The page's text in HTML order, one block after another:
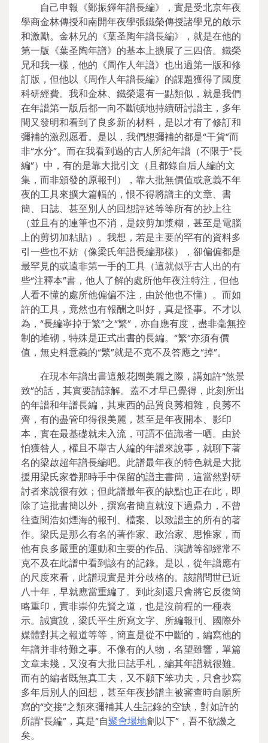
自己申報《鄭振鐸年譜長編》，實是受北京年夜
學商金林傳授和南開年夜學張鐵榮傳授諸學兄的啟示
和激勵。金林兄的《葉圣陶年譜長編》，就是在他的
第一版《葉圣陶年譜》的基本上擴展了三四倍。鐵榮
兄和我一樣，他的《周作人年譜》也出過第一版和修
訂版，但他以《周作人年譜長編》的課題獲得了國度
科研經費。我和金林、鐵榮還有一點類似，就是我們
在年譜第一版后都一向不斷頓地持續研討譜主，多年
間又發明和看到了良多新的材料，是以才有了修訂和
彌補的激烈愿看。是以，我們想彌補的都是“干貨”而
非“水分”。而在我看到過的古人所紀年譜（不限于“長
編”）中，有的是靠大批引文（且都錄自后人編的文
集，而非頒發的原報刊），靠大批無價值或意義不年
夜的工具來擴大篇幅的，恨不得將譜主的文章、書
簡、日誌、甚至別人的回想評述等等所有的抄上往
（並且有的連筆也不消，是鉸剪加漿糊，甚至是電腦
上的剪切加粘貼）。我想，若是主要的罕有的資料多
引一些也不妨（像梁氏年譜長編那樣），卻偏偏都是
最罕見的或遠非第一手的工具（這就似乎古人出的有
些“注釋本”書，他人了解的處所他年夜注特注，但他
人看不懂的處所他偏偏不注，由於他也不懂）。而如
許的工具，竟然也有報酬之叫好，真是怪事。不才以
為，“長編寧掉于繁”之“繁”，亦自應有度，盡非毫無控
制的堆砌，特殊是正式出書的長編。“繁”亦須有價
值，無史料意義的“繁”就是不克不及答應之“掉”。
在現本年譜出書這般花團美麗之際，講如許“煞景
致”的話，其實要請諒解。蓋不才早已覺得，此刻所出
的年譜和年譜長編，其東西的品質良莠相雜，良莠不
齊，有的盡管印得很美麗，甚至是年夜開本、影印
本，實在最基礎就未入流，可謂不值識者一哂。由於
怕獲咎人，權且不舉古人編的年譜來說事，就聊下著
名的梁啟超年譜長編吧。此譜最年夜的特色就是大批
援用梁氏家眷那時手中保留的譜主書簡，這當然對研
討者來說很有效；但此譜最年夜的缺點也正在此，即
除了這批書簡以外，撰寫者簡直就沒下過鼎力，不曾
往查閱浩如煙海的報刊、檔案、以致譜主的所有的著
作。梁氏是那么有名的著作家、政治家、思惟家，而
他有良多嚴重的運動和主要的作品、演講等卻經常不
克不及在此譜中看到該有的記錄。是以，從年譜應有
的尺度來看，此譜現實是并分歧格的。該譜問世已近
八十年，早就應當重編了。到此刻還只會將它反復簡
略重印，實非崇仰先賢之道，也是沒前程的一種表
示。誠實說，梁氏平生所寫文字、所編報刊、國際外
媒體對其之報道等等，簡直是從不中斷的，編寫他的
年譜并非特難之事。不像有的人物，名望雖響，單篇
文章未幾，又沒有大批日誌手札，編其年譜就很難。
而有的編者既無真工夫，又不願下笨功夫，只會抄寫
多年后別人的回想，甚至年夜抄譜主被審查時自願所
寫的“交接”之類來彌補其人生記錄的空缺，對如許的
所謂“長編”，真是“自聚會場地劊以下”，吾不欲譏之
矣。